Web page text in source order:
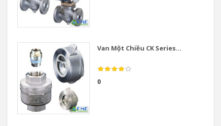
Van Một Chiều CK Series...
0